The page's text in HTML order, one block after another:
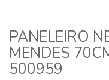
PANELEIRO
MENDES
500959